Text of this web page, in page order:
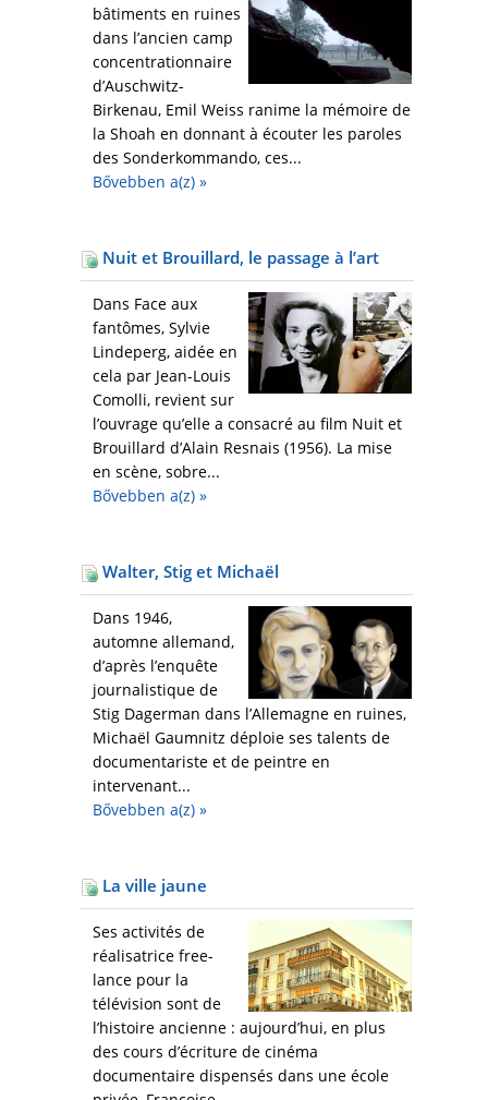
bâtiments en ruines
dans l’ancien camp
concentrationnaire
d’Auschwitz-
Birkenau, Emil Weiss ranime la mémoire de
la Shoah en donnant à écouter les paroles
des Sonderkommando, ces...
Bővebben a(z) »
Nuit et Brouillard, le passage à l’art
Dans Face aux
fantômes, Sylvie
Lindeperg, aidée en
cela par Jean-Louis
Comolli, revient sur
l’ouvrage qu’elle a consacré au film Nuit et
Brouillard d’Alain Resnais (1956). La mise
en scène, sobre...
Bővebben a(z) »
Walter, Stig et Michaël
Dans 1946,
automne allemand,
d’après l’enquête
journalistique de
Stig Dagerman dans l’Allemagne en ruines,
Michaël Gaumnitz déploie ses talents de
documentariste et de peintre en
intervenant...
Bővebben a(z) »
La ville jaune
Ses activités de
réalisatrice free-
lance pour la
télévision sont de
l’histoire ancienne : aujourd’hui, en plus
des cours d’écriture de cinéma
documentaire dispensés dans une école